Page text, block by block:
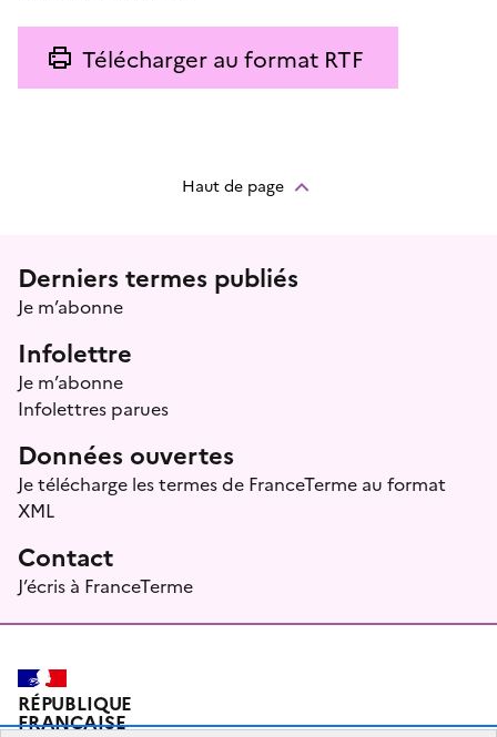
Télécharger au format RTF
Haut de page
Menu prefooter
Derniers termes publiés
Je m’abonne
Infolettre
Je m’abonne
Infolettres parues
Données ouvertes
Je télécharge les termes de FranceTerme au format
XML
Contact
J’écris à FranceTerme
RÉPUBLIQUE
FRANÇAISE